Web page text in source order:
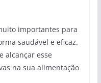
importantes para
saudável e eficaz.
alcançar esse
na sua alimentação